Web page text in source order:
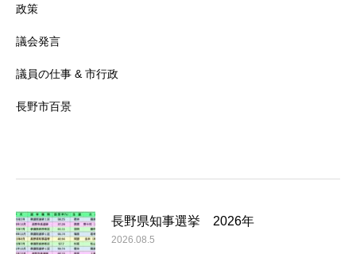
政策
議会発言
議員の仕事 & 市行政
長野市百景
長野県知事選挙 2026年
2026.08.5